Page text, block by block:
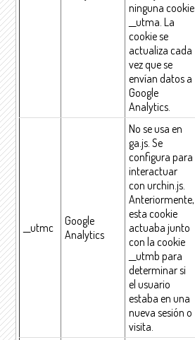
ninguna cookie
__utma. La
cookie se
actualiza cada
vez que se
envían datos a
Google
Analytics.
__utmc
Google
Analytics
No se usa en
ga.js. Se
configura para
interactuar
con urchin.js.
Anteriormente,
esta cookie
actuaba junto
con la cookie
__utmb para
determinar si
el usuario
estaba en una
nueva sesión o
visita.